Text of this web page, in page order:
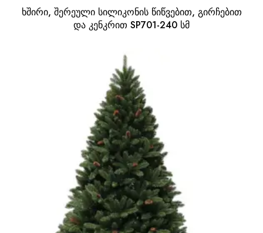
ხშირი, შერეული სილიკონის წიწვებით, გირჩებით
და კენკრით SP701-240 სმ